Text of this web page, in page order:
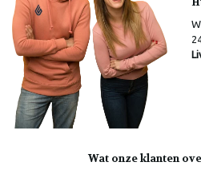
Wat onze klanten